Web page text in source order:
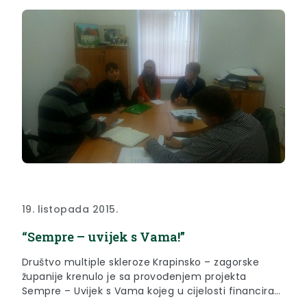
19. listopada 2015.
“Sempre – uvijek s Vama!”
Društvo multiple skleroze Krapinsko – zagorske
županije krenulo je sa provođenjem projekta
Sempre – Uvijek s Vama kojeg u cijelosti financira